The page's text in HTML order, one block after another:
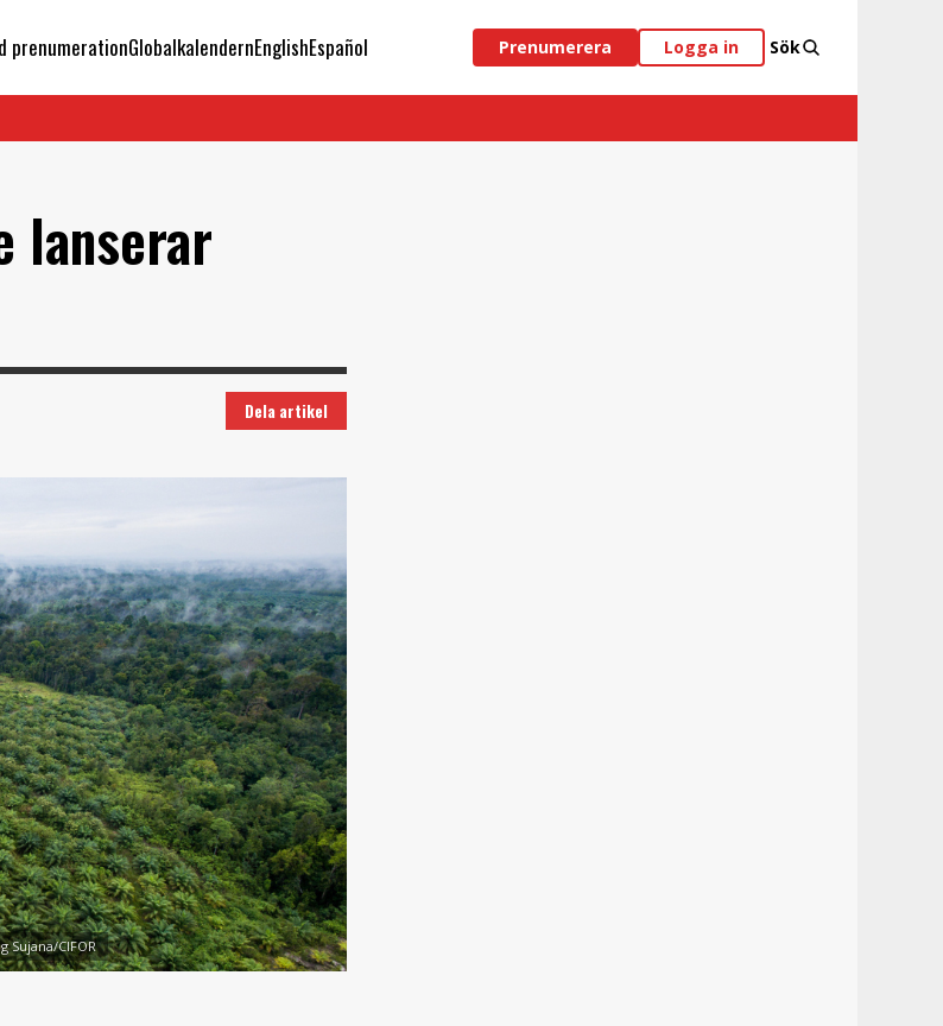
prenumerationGlobalkalendernEnglishEspañol Prenumerera Logga in Sök
lanserar
Dela artikel
Sujana/CIFOR